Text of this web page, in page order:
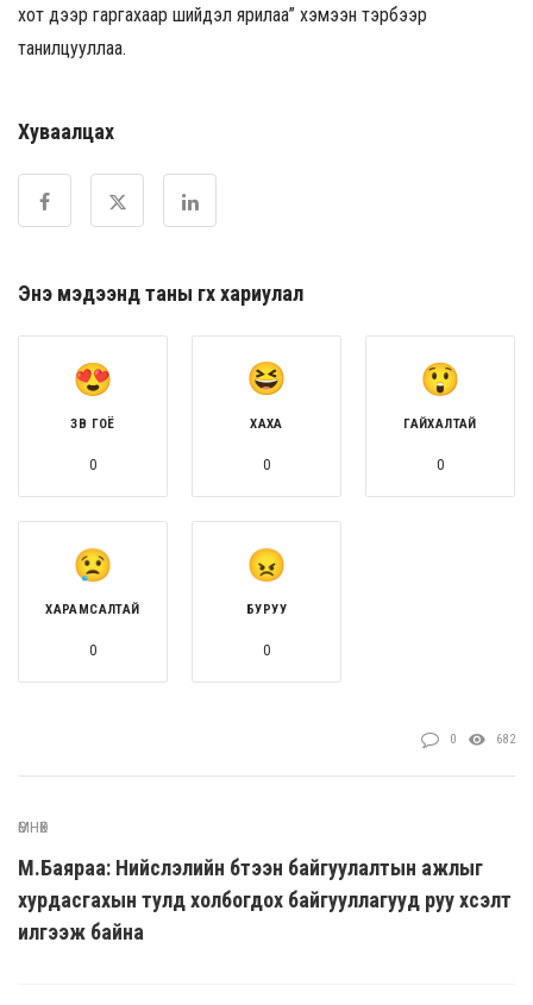
хот дээр гаргахаар шийдэл ярилаа” хэмээн тэрбээр
танилцууллаа.
Хуваалцах
Энэ мэдээнд таны өгөх хариулал
ЗӨВ ГОЁ
0
ХАХА
0
ГАЙХАЛТАЙ
0
ХАРАМСАЛТАЙ
0
БУРУУ
0
0 682
ӨМНӨХ
М.Баяраа: Нийслэлийн бүтээн байгуулалтын ажлыг
хурдасгахын тулд холбогдох байгууллагууд руу хүсэлт
илгээж байна